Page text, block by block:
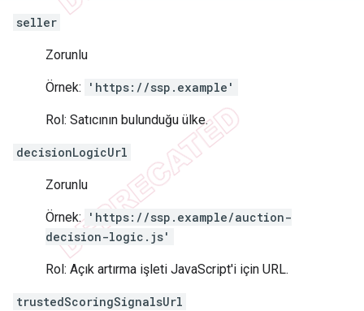
seller
Zorunlu
Örnek: 'https://ssp.example'
Rol: Satıcının bulunduğu ülke.
decisionLogicUrl
Zorunlu
Örnek: 'https://ssp.example/auction-
decision-logic.js'
Rol: Açık artırma işleti JavaScript'i için URL.
trustedScoringSignalsUrl